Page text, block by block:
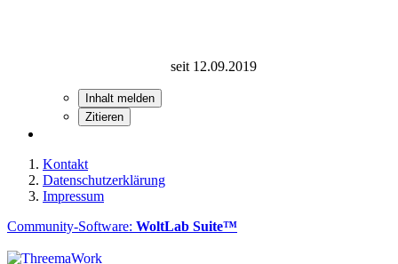
seit 12.09.2019
Inhalt melden
Zitieren
Kontakt
Datenschutzerklärung
Impressum
Community-Software: WoltLab Suite™